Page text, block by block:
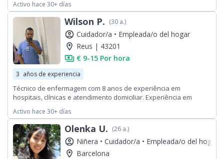
Activo hace 30+ días
Wilson P. (30 a.)
account_circle Cuidador/a • Empleada/o del hogar
location_on Reus | 43201
payments € 9-15 Por hora
3 años de experiencia
Técnico de enfermagem com 8 anos de experiência em
hospitais, clínicas e atendimento domiciliar. Experiência em
pacientes com traqueotomia. Além disso, ofereço serviços como
cuidador de idosos (ajuda na mobilidade, alimentação, higiene
pessoal e medicação) e em tarefas de limpeza, destacando-me
por ser organizado e detalhista. Sou caracterizado por ser
empático, amoroso, ágil, pontual, proativo
Activo hace 30+ días
Olenka U. (26 a.)
account_circle Niñera • Cuidador/a • Empleada/o del hogar
location_on Barcelona